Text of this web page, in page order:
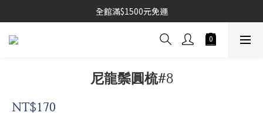
全館滿$1500元免運
尼龍鬃圓梳#8
NT$170